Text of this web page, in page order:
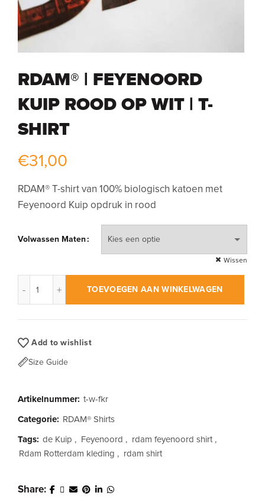
RDAM® | FEYENOORD
KUIP ROOD OP WIT | T-
SHIRT
€31,00
RDAM® T-shirt van 100% biologisch katoen met
Feyenoord Kuip opdruk in rood
Volwassen Maten
Wissen
TOEVOEGEN AAN WINKELWAGEN
Add to wishlist
Size Guide
Artikelnummer: t-w-fkr
Categorie: RDAM® Shirts
Tags: de Kuip , Feyenoord , rdam feyenoord shirt ,
Rdam Rotterdam kleding , rdam shirt
Share